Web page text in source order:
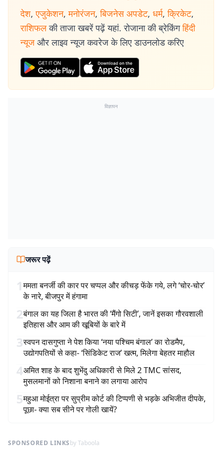
देश, एजुकेशन, मनोरंजन, बिजनेस अपडेट, धर्म, क्रिकेट,
राशिफल की ताजा खबरें पढ़ें यहां. रोजाना की ब्रेकिंग हिंदी
न्यूज और लाइव न्यूज कवरेज के लिए डाउनलोड करिए
विज्ञापन
जरूर पढ़ें
1ममता बनर्जी की कार पर चप्पल और कीचड़ फेंके गये, लगे ‘चोर-चोर’
के नारे, बीजपुर में हंगामा
2बंगाल का यह जिला है भारत की ‘मैंगो सिटी’, जानें इसका गौरवशाली
इतिहास और आम की खूबियों के बारे में
3स्वपन दासगुप्ता ने पेश किया ‘नया पश्चिम बंगाल’ का रोडमैप,
उद्योगपतियों से कहा- ‘सिंडिकेट राज’ खत्म, मिलेगा बेहतर माहौल
4अमित शाह के बाद शुभेंदु अधिकारी से मिले 2 TMC सांसद,
मुसलमानों को निशाना बनाने का लगाया आरोप
5महुआ मोईत्रा पर सुप्रीम कोर्ट की टिप्पणी से भड़के अभिजीत दीपके,
पूछा- क्या सब सीने पर गोली खायें?
SPONSORED LINKSby Taboola